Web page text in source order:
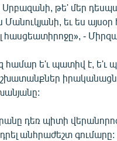
Սրբազանի, թե' մեր
Մանուկյանի, եւ ես
հասցեատիրոջը», -
համար ե'ւ պատիվ է, ե'ւ
դեռ պիտի
անհրաժեշտ